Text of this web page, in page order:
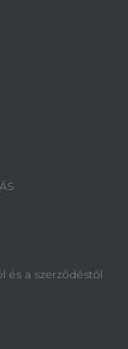
és a szerződéstől